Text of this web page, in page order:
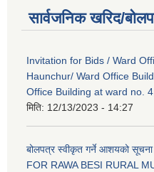
सार्वजनिक खरिद/
Invitation for Bids / Ward
Haunchur/ Ward Office
Office Building at ward no.
मिति: 12/13/2023 - 14:27
बोलपत्र स्वीकृत गर्ने आशयको
FOR RAWA BESI RURAL